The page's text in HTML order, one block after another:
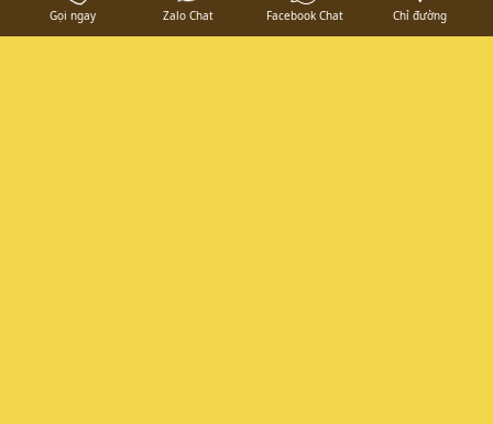
THIẾT KẾ VÀ THI CÔNG HẦM
Gọi ngay Zalo Chat Facebook Chat Chỉ đường